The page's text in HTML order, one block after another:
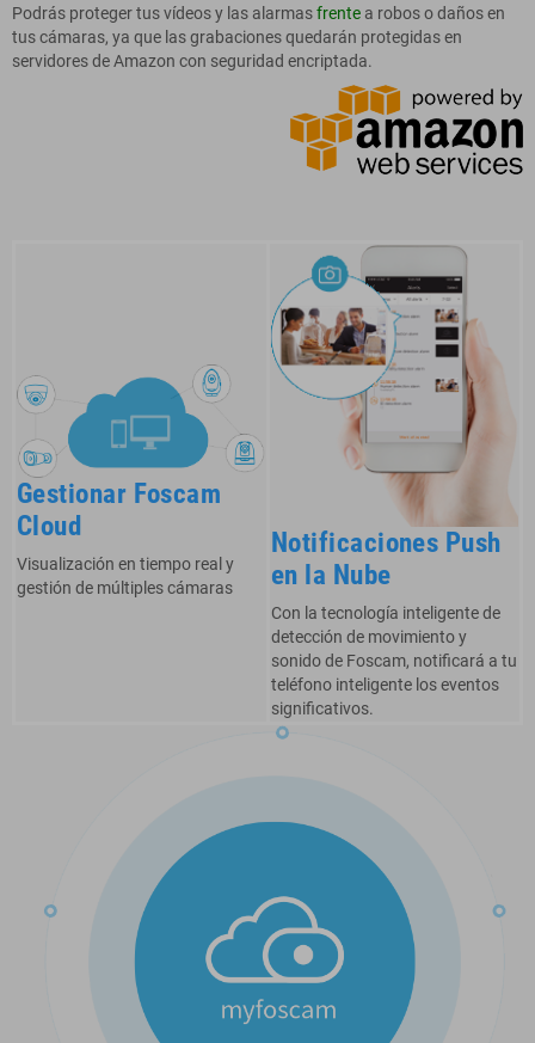
Podrás proteger tus vídeos y las alarmasfrente a robos o daños en
tus cámaras, ya que las grabaciones quedarán protegidas en
servidores deAmazon con seguridad encriptada.
Gestionar Foscam
Cloud
Visualización en tiempo real y
gestión de múltiples cámaras
Notificaciones Push
en la Nube
Con la tecnología inteligente de
detección de movimiento y
sonido de Foscam, notificará a tu
teléfono inteligente los eventos
significativos.